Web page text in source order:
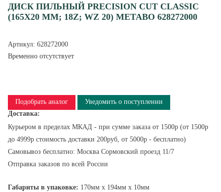
ДИСК ПИЛЬНЫЙ PRECISION CUT CLASSIC
(165X20 ММ; 18Z; WZ 20) METABO 628272000
Артикул: 628272000
Временно отсутствует
Подобрать аналог
Уведомить о поступлении
Доставка:
Курьером в пределах МКАД - при сумме заказа от 1500р (от 1500р
до 4999р стоимость доставки 200руб, от 5000р - бесплатно)
Самовывоз бесплатно: Москва Сормовский проезд 11/7
Отправка заказов по всей России
Габариты в упаковке: 170мм x 194мм x 10мм